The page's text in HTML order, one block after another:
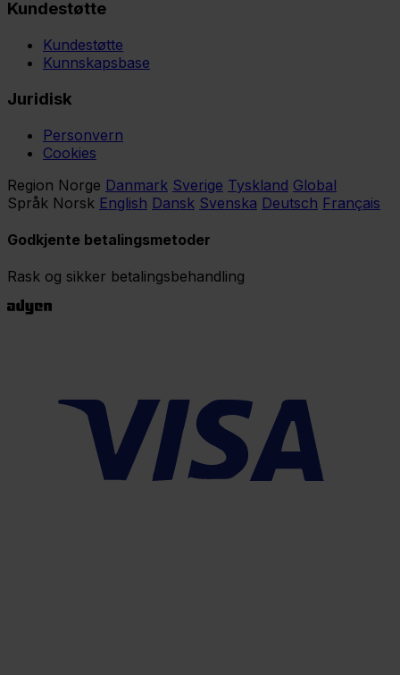
Kundestøtte
Kundestøtte
Kunnskapsbase
Juridisk
Personvern
Cookies
Region Norge Danmark Sverige Tyskland Global
Språk Norsk English Dansk Svenska Deutsch Français
Godkjente betalingsmetoder
Rask og sikker betalingsbehandling